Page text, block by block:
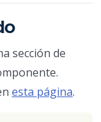
sección de
esta página.